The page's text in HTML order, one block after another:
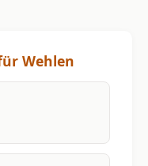
Wehlen